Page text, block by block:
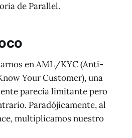
de Parallel.
en AML/KYC (Anti-
Your Customer), una
parecía limitante pero
Paradójicamente, al
multiplicamos nuestro